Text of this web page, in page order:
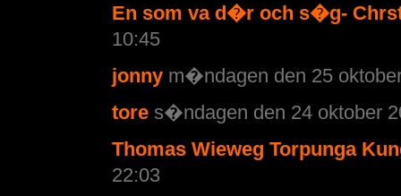
En som va d�r och s�g-
10:45
jonny m�ndagen den 25
tore s�ndagen den 24 oktober
Thomas Wieweg Torpunga
22:03